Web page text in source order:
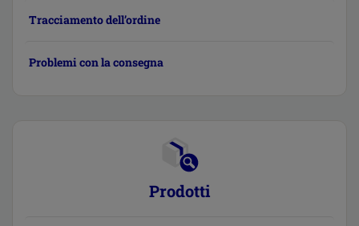
Tracciamento dell’ordine
Problemi con la consegna
Prodotti